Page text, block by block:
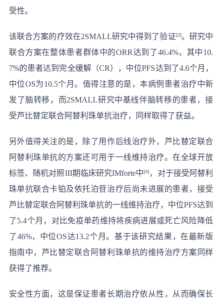
受性。
该联合方案的疗效在2SMALL研究中得到了验证[3]。研究中
联合方案在整体患者群体中的ORR达到了46.4%，其中10.
7%的患者达到完全缓解（CR），中位PFS达到了4.6个月，
中位OS为10.5个月。值得注意的是，本病例患者治疗中新
发了脑转移，而2SMALL研究中基线伴脑转移的患者，接
受芦比替定联合阿替利珠单抗治疗，同样取得了获益。
另外值得关注的是，除了用作后线治疗外，芦比替定联合
阿替利珠单抗的方案还可用于一线维持治疗。在全球开放
标签、随机对照III期临床研究IMforte中[4] ，对于接受阿替利
珠单抗联合卡铂及依托泊苷治疗后尚未进展的患者，接受
芦比替定联合阿替利珠单抗的一线维持治疗，中位PFS达到
了5.4个月，对比免疫单药维持将疾病进展或死亡风险降低
了46%，中位OS达13.2个月。基于该研究结果，在最新版
指南中，芦比替定联合阿替利珠单抗的维持治疗方案同样
获得了推荐。
安全性方面，这是保证患者长期治疗依从性，从而确保长